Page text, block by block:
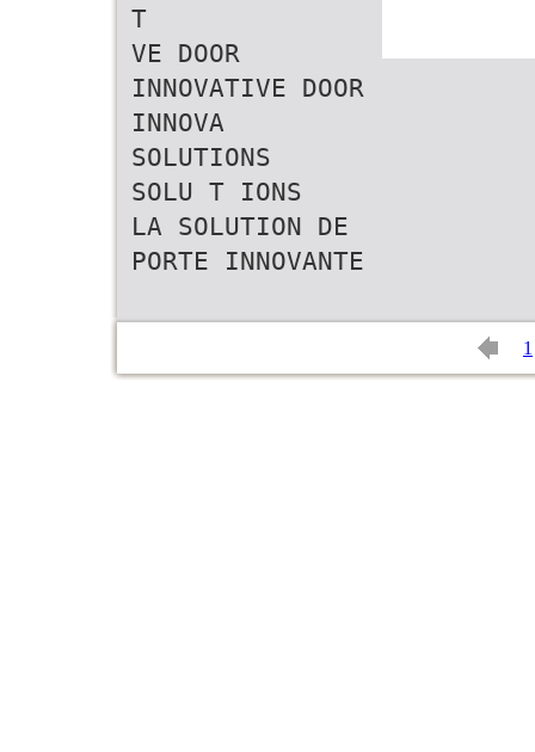
T
VE DOOR
INNOVATIVE DOOR
INNOVA
SOLUTIONS
SOLU T IONS
LA SOLUTION DE
PORTE INNOVANTE
1